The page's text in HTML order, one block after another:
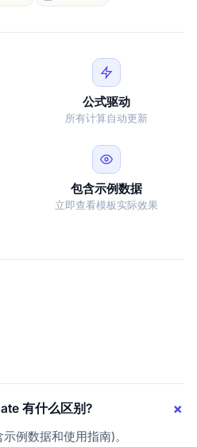
公式驱动
所有计算自动更新
包含示例数据
立即查看模板实际效果
有什么区别?
例数据和使用指南)。